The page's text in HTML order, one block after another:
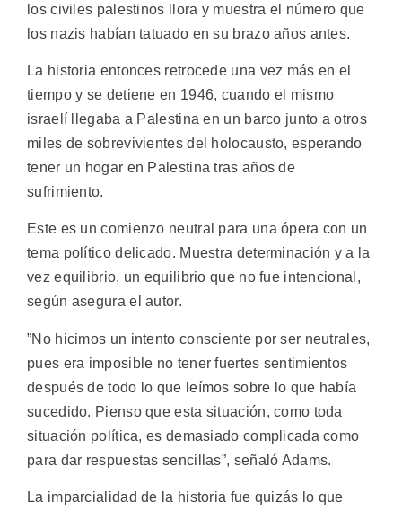
los civiles palestinos llora y muestra el número que
los nazis habían tatuado en su brazo años antes.
La historia entonces retrocede una vez más en el
tiempo y se detiene en 1946, cuando el mismo
israelí llegaba a Palestina en un barco junto a otros
miles de sobrevivientes del holocausto, esperando
tener un hogar en Palestina tras años de
sufrimiento.
Este es un comienzo neutral para una ópera con un
tema político delicado. Muestra determinación y a la
vez equilibrio, un equilibrio que no fue intencional,
según asegura el autor.
”No hicimos un intento consciente por ser neutrales,
pues era imposible no tener fuertes sentimientos
después de todo lo que leímos sobre lo que había
sucedido. Pienso que esta situación, como toda
situación política, es demasiado complicada como
para dar respuestas sencillas”, señaló Adams.
La imparcialidad de la historia fue quizás lo que